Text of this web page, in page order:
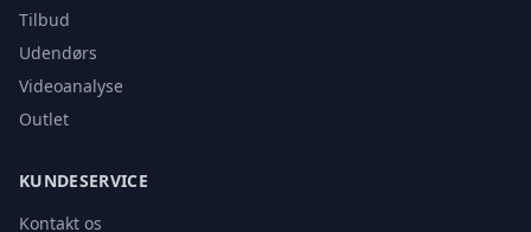
Tilbud
Udendørs
Videoanalyse
Outlet
KUNDESERVICE
Kontakt os